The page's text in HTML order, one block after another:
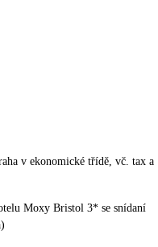
v ekonomické třídě, vč. tax a
Moxy Bristol 3* se snídaní